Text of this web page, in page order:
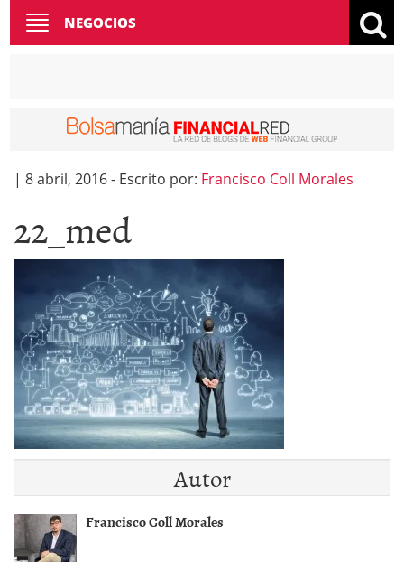
Toggle
navigation
NEGOCIOS
| 8 abril, 2016- Escrito por: Francisco Coll Morales
22_med
Autor
Francisco Coll Morales